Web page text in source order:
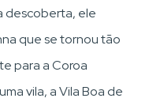
descoberta, ele
que se tornou tão
para a Coroa
vila, a Vila Boa de